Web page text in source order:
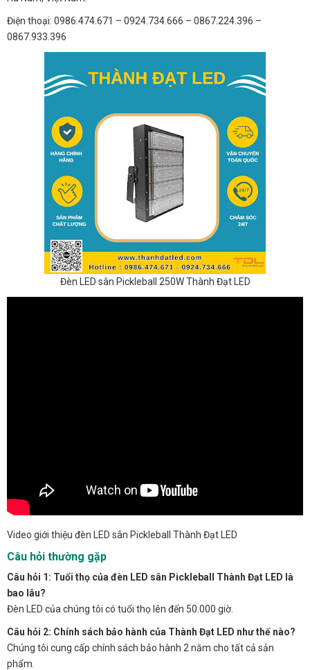
Điện thoại: 0986.474.671 – 0924.734.666 – 0867.224.396 –
0867.933.396
Đèn LED sân Pickleball 250W Thành Đạt LED
Video giới thiệu đèn LED sân Pickleball Thành Đạt LED
Câu hỏi thường gặp
Câu hỏi 1: Tuổi thọ của đèn LED sân Pickleball Thành Đạt LED là
bao lâu?
Đèn LED của chúng tôi có tuổi thọ lên đến 50.000 giờ.
Câu hỏi 2: Chính sách bảo hành của Thành Đạt LED như thế nào?
Chúng tôi cung cấp chính sách bảo hành 2 năm cho tất cả sản
phẩm.